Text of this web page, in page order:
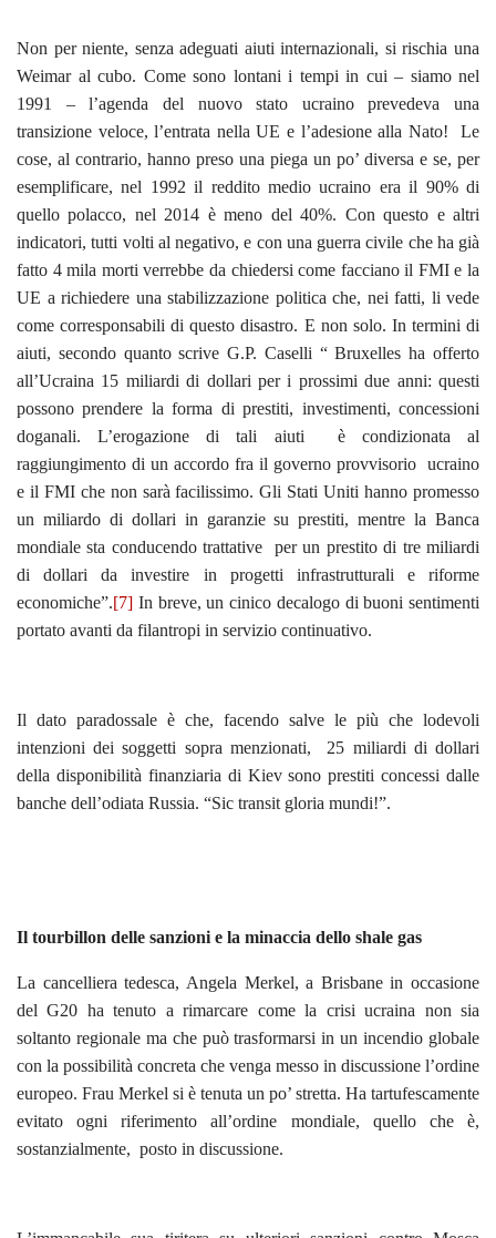
Non per niente, senza adeguati aiuti internazionali, si rischia una
Weimar al cubo. Come sono lontani i tempi in cui – siamo nel
1991 – l’agenda del nuovo stato ucraino prevedeva una
transizione veloce, l’entrata nella UE e l’adesione alla Nato! Le
cose, al contrario, hanno preso una piega un po’ diversa e se, per
esemplificare, nel 1992 il reddito medio ucraino era il 90% di
quello polacco, nel 2014 è meno del 40%. Con questo e altri
indicatori, tutti volti al negativo, e con una guerra civile che ha già
fatto 4 mila morti verrebbe da chiedersi come facciano il FMI e la
UE a richiedere una stabilizzazione politica che, nei fatti, li vede
come corresponsabili di questo disastro. E non solo. In termini di
aiuti, secondo quanto scrive G.P. Caselli “ Bruxelles ha offerto
all’Ucraina 15 miliardi di dollari per i prossimi due anni: questi
possono prendere la forma di prestiti, investimenti, concessioni
doganali. L’erogazione di tali aiuti è condizionata al
raggiungimento di un accordo fra il governo provvisorio ucraino
e il FMI che non sarà facilissimo. Gli Stati Uniti hanno promesso
un miliardo di dollari in garanzie su prestiti, mentre la Banca
mondiale sta conducendo trattative per un prestito di tre miliardi
di dollari da investire in progetti infrastrutturali e riforme
economiche”.[7] In breve, un cinico decalogo di buoni sentimenti
portato avanti da filantropi in servizio continuativo.
Il dato paradossale è che, facendo salve le più che lodevoli
intenzioni dei soggetti sopra menzionati, 25 miliardi di dollari
della disponibilità finanziaria di Kiev sono prestiti concessi dalle
banche dell’odiata Russia. “Sic transit gloria mundi!”.
Il tourbillon delle sanzioni e la minaccia dello shale gas
La cancelliera tedesca, Angela Merkel, a Brisbane in occasione
del G20 ha tenuto a rimarcare come la crisi ucraina non sia
soltanto regionale ma che può trasformarsi in un incendio globale
con la possibilità concreta che venga messo in discussione l’ordine
europeo. Frau Merkel si è tenuta un po’ stretta. Ha tartufescamente
evitato ogni riferimento all’ordine mondiale, quello che è,
sostanzialmente, posto in discussione.